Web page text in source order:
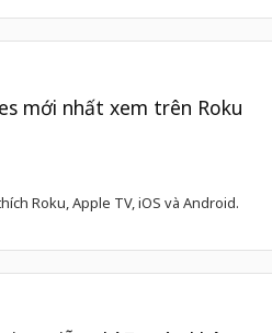
mới nhất xem trên Roku
Roku, Apple TV, iOS và Android.